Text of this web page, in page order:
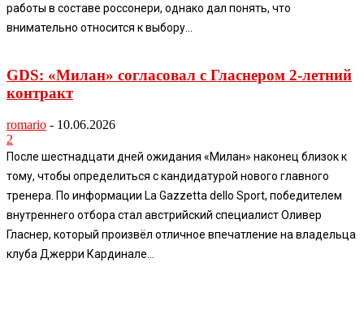
работы в составе россонери, однако дал понять, что
внимательно относится к выбору...
GDS: «Милан» согласовал с Гласнером 2-летний
контракт
romario - 10.06.2026
2
После шестнадцати дней ожидания «Милан» наконец близок к
тому, чтобы определиться с кандидатурой нового главного
тренера. По информации La Gazzetta dello Sport, победителем
внутреннего отбора стал австрийский специалист Оливер
Гласнер, который произвёл отличное впечатление на владельца
клуба Джерри Кардинале...